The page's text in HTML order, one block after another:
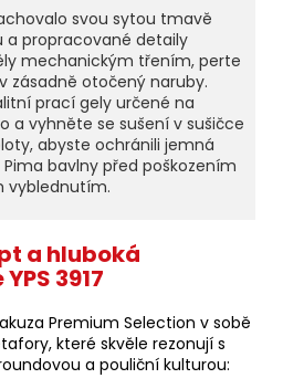
svou sytou tmavě
a propracované detaily
mechanickým třením, perte
zásadně otočený naruby.
prací gely určené na
a vyhněte se sušení v sušičce
abyste ochránili jemná
bavlny před poškozením
vyblednutím.
a hluboká
3917
Premium Selection v sobě
které skvěle rezonují s
a pouliční kulturou: